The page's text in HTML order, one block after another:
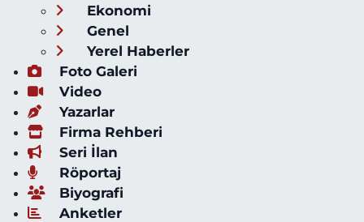
Ekonomi
Genel
Yerel Haberler
Foto Galeri
Video
Yazarlar
Firma Rehberi
Seri İlan
Röportaj
Biyografi
Anketler